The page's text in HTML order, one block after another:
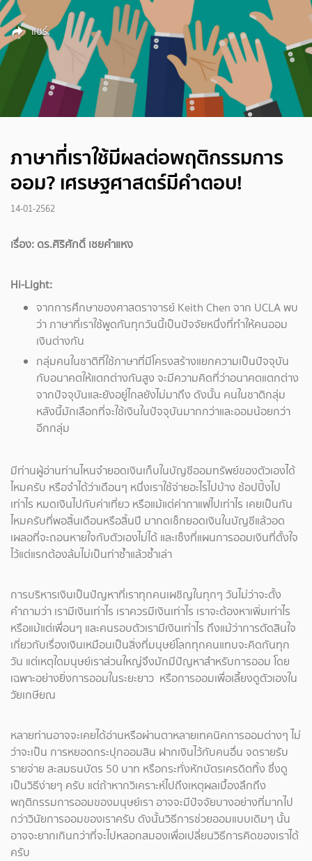
แชร์
ภาษาที่เราใช้มีผลต่อพฤติกรรมการ
ออม? เศรษฐศาสตร์มีคำตอบ!
14-01-2562
เรื่อง: ดร.ศิริศักดิ์ เชยคำแหง
Hi-Light:
จากการศึกษาของศาสตราจารย์ Keith Chen จาก UCLA พบ
ว่า ภาษาที่เราใช้พูดกันทุกวันนี้เป็นปัจจัยหนึ่งที่ทำให้คนออม
เงินต่างกัน
กลุ่มคนในชาติที่ใช้ภาษาที่มีโครงสร้างแยกความเป็นปัจจุบัน
กับอนาคตให้แตกต่างกันสูง จะมีความคิดที่ว่าอนาคตแตกต่าง
จากปัจจุบันและยังอยู่ไกลยังไม่มาถึง ดังนั้น คนในชาติกลุ่ม
หลังนี้มักเลือกที่จะใช้เงินในปัจจุบันมากกว่าและออมน้อยกว่า
อีกกลุ่ม
มีท่านผู้อ่านท่านไหนจำยอดเงินเก็บในบัญชีออมทรัพย์ของตัวเองได้
ไหมครับ หรือจำได้ว่าเดือนๆ หนึ่งเราใช้จ่ายอะไรไปบ้าง ช้อปปิ้งไป
เท่าไร หมดเงินไปกับค่าเที่ยว หรือแม้แต่ค่ากาแฟไปเท่าไร เคยเป็นกัน
ไหมครับที่พอสิ้นเดือนหรือสิ้นปี มากดเช็กยอดเงินในบัญชีแล้วอด
เผลอที่จะถอนหายใจกับตัวเองไม่ได้ และเซ็งที่แผนการออมเงินที่ตั้งใจ
ไว้แต่แรกต้องล้มไม่เป็นท่าซ้ำแล้วซ้ำเล่า
การบริหารเงินเป็นปัญหาที่เราทุกคนเผชิญในทุกๆ วันไม่ว่าจะตั้ง
คำถามว่า เรามีเงินเท่าไร เราควรมีเงินเท่าไร เราจะต้องหาเพิ่มเท่าไร
หรือแม้แต่เพื่อนๆ และคนรอบตัวเรามีเงินเท่าไร ถึงแม้ว่าการตัดสินใจ
เกี่ยวกับเรื่องเงินเหมือนเป็นสิ่งที่มนุษย์โลกทุกคนแทบจะคิดกันทุก
วัน แต่เหตุใดมนุษย์เราส่วนใหญ่จึงมักมีปัญหาสำหรับการออม โดย
เฉพาะอย่างยิ่งการออมในระยะยาว หรือการออมเพื่อเลี้ยงดูตัวเองใน
วัยเกษียณ
หลายท่านอาจจะเคยได้อ่านหรือผ่านตาหลายเทคนิคการออมต่างๆ ไม่
ว่าจะเป็น การหยอดกระปุกออมสิน ฝากเงินไว้กับคนอื่น จดรายรับ
รายจ่าย สะสมธนบัตร 50 บาท หรือกระทั่งหักบัตรเครดิตทิ้ง ซึ่งดู
เป็นวิธีง่ายๆ ครับ แต่ถ้าหากวิเคราะห์ไปถึงเหตุผลเบื้องลึกถึง
พฤติกรรมการออมของมนุษย์เรา อาจจะมีปัจจัยบางอย่างที่มากไป
กว่าวินัยการออมของเราครับ ดังนั้นวิธีการช่วยออมแบบเดิมๆ นั้น
อาจจะยากเกินกว่าที่จะไปหลอกสมองเพื่อเปลี่ยนวิธีการคิดของเราได้
ครับ